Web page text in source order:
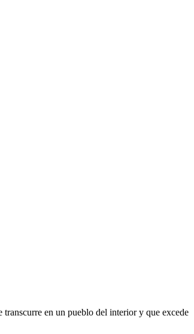
transcurre en un pueblo del interior y que excede